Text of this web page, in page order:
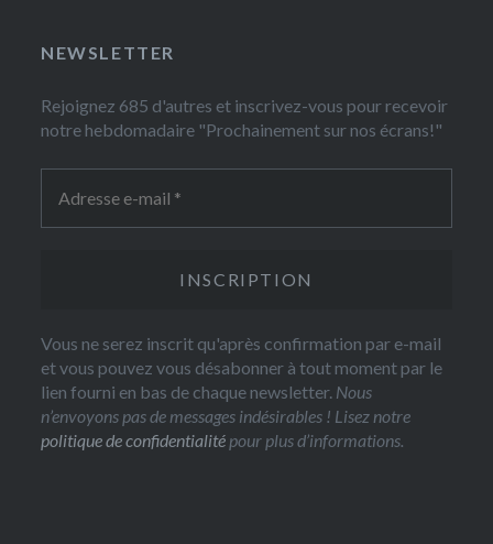
NEWSLETTER
Rejoignez 685 d'autres et inscrivez-vous pour recevoir
notre hebdomadaire "Prochainement sur nos écrans!"
Vous ne serez inscrit qu'après confirmation par e-mail
et vous pouvez vous désabonner à tout moment par le
lien fourni en bas de chaque newsletter. Nous
n’envoyons pas de messages indésirables ! Lisez notre
politique de confidentialité pour plus d’informations.